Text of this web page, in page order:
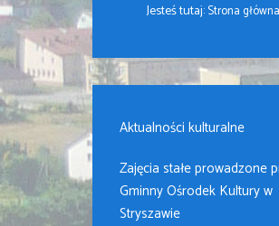
Jesteś tutaj:Strona główna
Aktualności kulturalne
Zajęcia stałe prowadzone
Gminny Ośrodek Kultury w
Stryszawie